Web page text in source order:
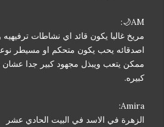
AM🌙:
مريخ غالبا يكون قائد اي نشاطات
اصدقائه يحب يكون متحكم او مسيطر
ممكن يتعب ويبذل مجهود كبير جدا عشان
كبيره.
Amira:
الزهرة في الاسد في البيت الحادي عشر